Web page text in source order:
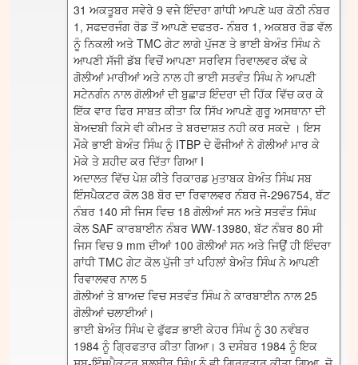
31 ਅਕਤੂਬਰ ਸਵੇਰੇ 9 ਵਜੇ ਇੰਦਰਾ ਗਾਂਧੀ ਆਪਣੇ ਘਰ ਕੋਠੀ ਨੰਬਰ
1, ਸਫਦਰਜੰਗ ਰੋਡ ਤੋਂ ਆਪਣੇ ਦਫਤਰ- ਨੰਬਰ 1, ਅਕਬਰ ਰੋਡ ਵੱਲ
ਨੂੰ ਨਿਕਲੀ ਅਤੇ TMC ਗੇਟ ਲਾਗੇ ਪੁੱਜਣ ਤੇ ਭਾਈ ਬੇਅੰਤ ਸਿੰਘ ਨੇ
ਆਪਣੀ ਸੱਜੀ ਡੱਬ ਵਿਚੋਂ ਆਪਣਾ ਸਰਵਿਸ ਰਿਵਾਲਵਰ ਕੱਢ ਕੇ
ਗੋਲੀਆਂ ਮਾਰੀਆਂ ਅਤੇ ਨਾਲ ਹੀ ਭਾਈ ਸਤਵੰਤ ਸਿੰਘ ਨੇ ਆਪਣੀ
ਸਟੇਨਗੰਨ ਨਾਲ ਗੋਲੀਆਂ ਦੀ ਬੁਛਾੜ ਇੰਦਰਾ ਦੀ ਹਿੱਕ ਵਿੱਚ ਕਰ ਕੇ
ਇੱਕ ਵਾਰ ਫਿਰ ਸਾਬਤ ਕੀਤਾ ਕਿ ਸਿੱਖ ਆਪਣੇ ਗੁਰੂ ਅਸਥਾਨਾ ਦੀ
ਬੇਅਦਬੀ ਕਿਸੇ ਵੀ ਕੀਮਤ ਤੇ ਬਰਦਾਸ਼ਤ ਨਹੀ ਕਰ ਸਕਦੇ । ਇਸ
ਮੌਕੇ ਭਾਈ ਬੇਅੰਤ ਸਿੰਘ ਨੂੰ ITBP ਦੇ ਫੌਜੀਆਂ ਨੇ ਗੋਲੀਆਂ ਮਾਰ ਕੇ
ਮੋਕੇ ਤੇ ਸ਼ਹੀਦ ਕਰ ਦਿੱਤਾ ਗਿਆ I
ਅਦਾਲਤ ਵਿੱਚ ਪੇਸ਼ ਕੀਤੇ ਰਿਕਾਰਡ ਮੁਤਾਬਕ ਬੇਅੰਤ ਸਿੰਘ ਸਬ
ਇੰਸਪੈਕਟਰ ਕੋਲ 38 ਬੋਰ ਦਾ ਰਿਵਾਲਵਰ ਨੰਬਰ ਜੇ-296754, ਬੱਟ
ਨੰਬਰ 140 ਸੀ ਜਿਸ ਵਿਚ 18 ਗੋਲੀਆਂ ਸਨ ਅਤੇ ਸਤਵੰਤ ਸਿੰਘ
ਕੋਲ SAF ਕਾਰਬਾਈਨ ਨੰਬਰ WW-13980, ਬੱਟ ਨੰਬਰ 80 ਸੀ
ਜਿਸ ਵਿਚ 9 mm ਦੀਆਂ 100 ਗੋਲੀਆਂ ਸਨ ਅਤੇ ਜਿਉਂ ਹੀ ਇੰਦਰਾ
ਗਾਂਧੀ TMC ਗੇਟ ਕੋਲ ਪੁੱਜੀ ਤਾਂ ਪਹਿਲਾਂ ਬੇਅੰਤ ਸਿੰਘ ਨੇ ਆਪਣੀ
ਰਿਵਾਲਵਰ ਨਾਲ 5
ਗੋਲੀਆਂ ਤੇ ਬਾਅਦ ਵਿਚ ਸਤਵੰਤ ਸਿੰਘ ਨੇ ਕਾਰਬਾਈਨ ਨਾਲ 25
ਗੋਲੀਆਂ ਚਲਾਈਆਂ।
ਭਾਈ ਬੇਅੰਤ ਸਿੰਘ ਦੇ ਫੁੱਫੜ ਭਾਈ ਕੇਹਰ ਸਿੰਘ ਨੂੰ 30 ਨਵੰਬਰ
1984 ਨੂੰ ਗ੍ਰਿਫਤਾਰ ਕੀਤਾ ਗਿਆ। 3 ਦਸੰਬਰ 1984 ਨੂੰ ਇਕ